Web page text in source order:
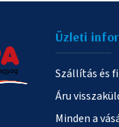
Üzleti
Szállítás és
Áru
Minden a